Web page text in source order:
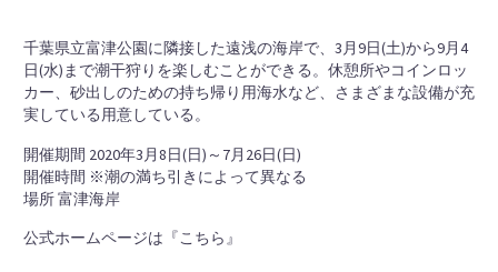
千葉県立富津公園に隣接した遠浅の海岸で、3月9日(土)から9月4
日(水)まで潮干狩りを楽しむことができる。休憩所やコインロッ
カー、砂出しのための持ち帰り用海水など、さまざまな設備が充
実している用意している。
開催期間 2020年3月8日(日)～7月26日(日)
開催時間 ※潮の満ち引きによって異なる
場所 富津海岸
公式ホームページは『こちら 』